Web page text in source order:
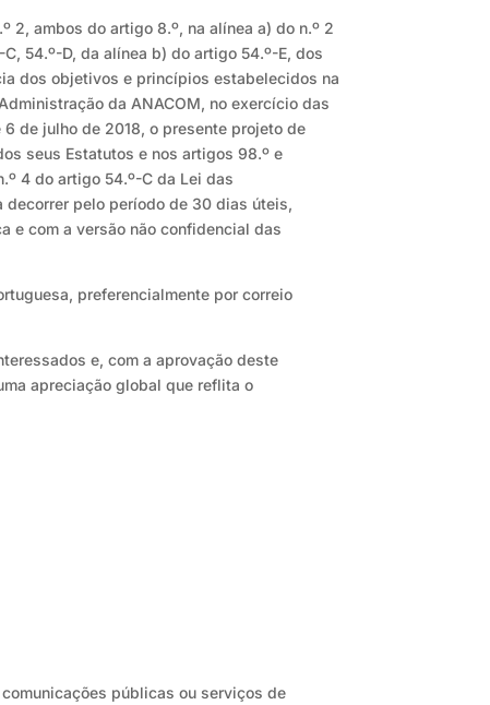
2, ambos do artigo 8.º, na alínea a) do n.º 2
54.º-D, da alínea b) do artigo 54.º-E, dos
dos objetivos e princípios estabelecidos na
da ANACOM, no exercício das
de julho de 2018, o presente projeto de
seus Estatutos e nos artigos 98.º e
4 do artigo 54.º-C da Lei das
decorrer pelo período de 30 dias úteis,
e com a versão não confidencial das
preferencialmente por correio
e, com a aprovação deste
apreciação global que reflita o
públicas ou serviços de